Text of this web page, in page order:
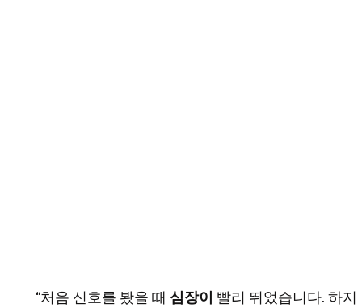
“처음 신호를 봤을 때 심장이 빨리 뛰었습니다. 하지